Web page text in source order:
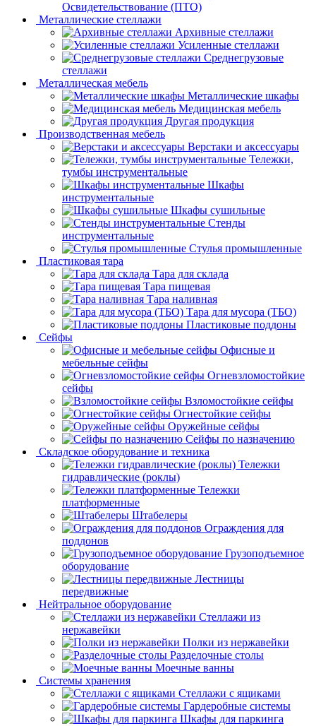
Освидетельствование (ПТО)
Металлические стеллажи
Архивные стеллажи
Усиленные стеллажи
Среднегрузовые
стеллажи
Металлическая мебель
Металлические шкафы
Медицинская мебель
Другая продукция
Производственная мебель
Верстаки и аксессуары
Тележки,
тумбы инструментальные
Шкафы
инструментальные
Шкафы сушильные
Стенды
инструментальные
Cтулья промышленные
Пластиковая тара
Тара для склада
Тара пищевая
Тара наливная
Тара для мусора (ТБО)
Пластиковые поддоны
Сейфы
Офисные и
мебельные сейфы
Огневзломостойкие
сейфы
Взломостойкие сейфы
Огнестойкие сейфы
Оружейные сейфы
Сейфы по назначению
Складское оборудование и техника
Тележки
гидравлические (роклы)
Тележки
платформенные
Штабелеры
Ограждения для
поддонов
Грузоподъемное
оборудование
Лестницы
передвижные
Нейтральное оборудование
Стеллажи из
нержавейки
Полки из нержавейки
Разделочные столы
Моечные ванны
Системы хранения
Стеллажи с ящиками
Гардеробные системы
Шкафы для паркинга